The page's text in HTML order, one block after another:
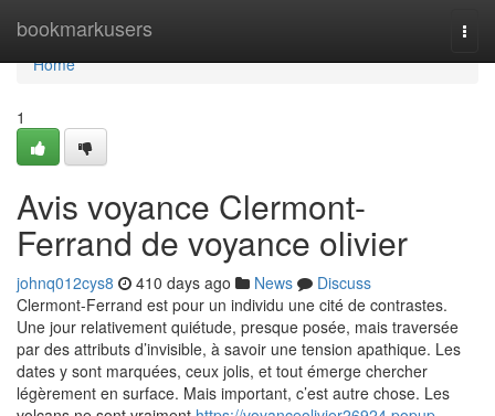
bookmarkusers
Home
Home
1
Avis voyance Clermont-
Ferrand de voyance olivier
johnq012cys8 410 days ago News
Discuss
Clermont-Ferrand est pour un individu une cité de contrastes.
Une jour relativement quiétude, presque posée, mais traversée
par des attributs d’invisible, à savoir une tension apathique. Les
dates y sont marquées, ceux jolis, et tout émerge chercher
légèrement en surface. Mais important, c’est autre chose. Les